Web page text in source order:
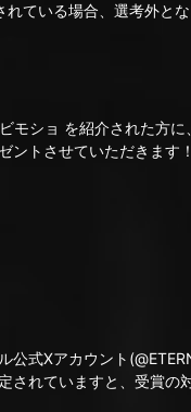
ている場合、選考外とな
モショ を紹介された方に、
ントさせていただきます！
式Xアカウント
されていますと、受賞の